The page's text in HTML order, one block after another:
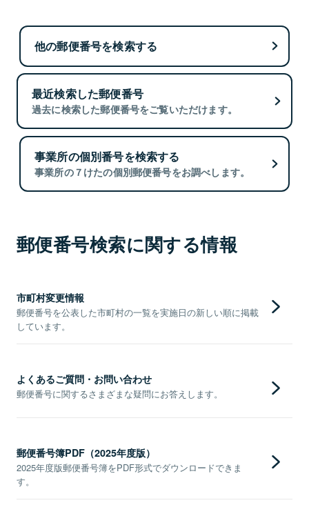
他の郵便番号を検索する
最近検索した郵便番号
過去に検索した郵便番号をご覧いただけます。
事業所の個別番号を検索する
事業所の７けたの個別郵便番号をお調べします。
郵便番号検索に関する情報
市町村変更情報
郵便番号を公表した市町村の一覧を実施日の新しい順に掲載
しています。
よくあるご質問・お問い合わせ
郵便番号に関するさまざまな疑問にお答えします。
郵便番号簿PDF（2025年度版）
2025年度版郵便番号簿をPDF形式でダウンロードできま
す。